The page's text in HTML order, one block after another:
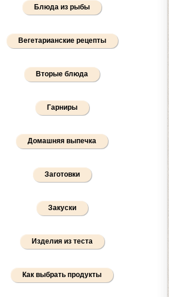
Блюда из рыбы
Вегетарианские рецепты
Вторые блюда
Гарниры
Домашняя выпечка
Заготовки
Закуски
Изделия из теста
Как выбрать продукты